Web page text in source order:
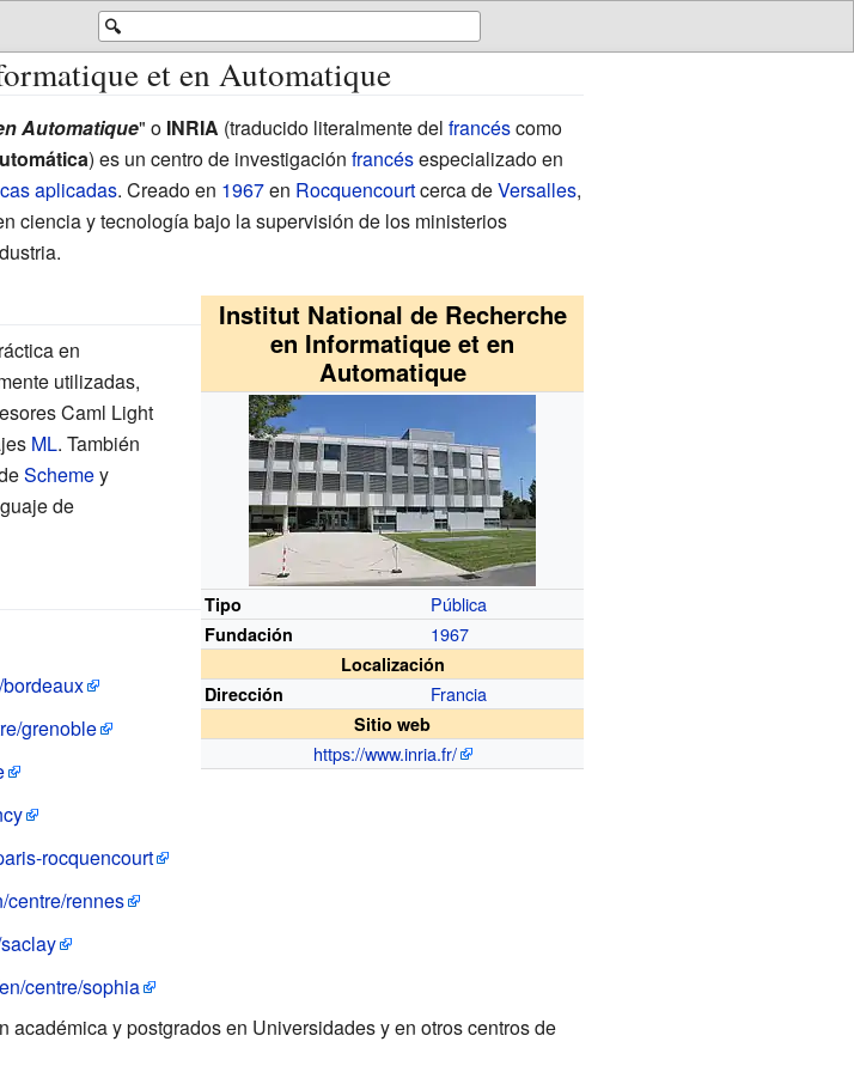
🔍
et en Automatique
Automatique" o INRIA (traducido literalmente del francéscomo
) es un centro de investigación francésespecializado en
aplicadas. Creado en 1967en Rocquencourtcerca deVersalles,
ciencia y tecnología bajo la supervisión de los ministerios
Institut National de Recherche
en Informatique et en
Automatique
Tipo Pública
Fundación 1967
Localización
Dirección
Francia
Sitio web
https://www.inria.fr/
en
utilizadas,
Caml Light
ML. También
Schemey
de
grenoble
rocquencourt
centre/rennes
centre/sophia
y postgrados en Universidades y en otros centros de